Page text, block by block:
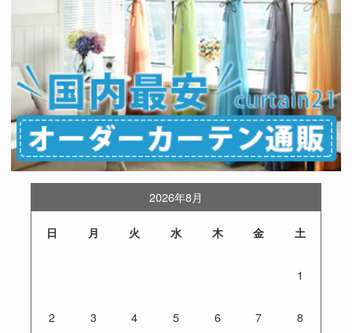
2026年8月
日 月 火 水 木 金 土
1
2 3 4 5 6 7 8